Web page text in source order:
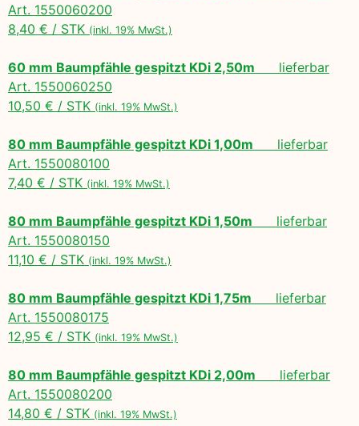
Art. 1550060200
8,40 € / STK (inkl. 19% MwSt.)
60 mm Baumpfähle gespitzt KDi 2,50m lieferbar
Art. 1550060250
10,50 € / STK (inkl. 19% MwSt.)
80 mm Baumpfähle gespitzt KDi 1,00m lieferbar
Art. 1550080100
7,40 € / STK (inkl. 19% MwSt.)
80 mm Baumpfähle gespitzt KDi 1,50m lieferbar
Art. 1550080150
11,10 € / STK (inkl. 19% MwSt.)
80 mm Baumpfähle gespitzt KDi 1,75m lieferbar
Art. 1550080175
12,95 € / STK (inkl. 19% MwSt.)
80 mm Baumpfähle gespitzt KDi 2,00m lieferbar
Art. 1550080200
14,80 € / STK (inkl. 19% MwSt.)